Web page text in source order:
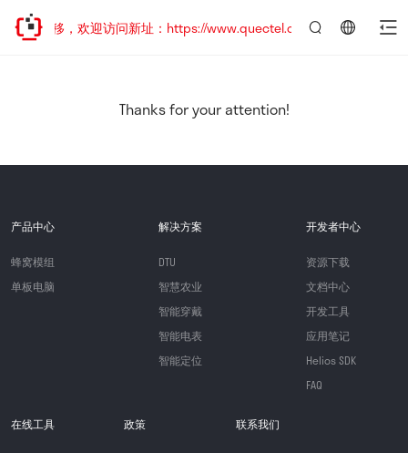
址已迁移，欢迎访问新址：https://www.quectel.com.cn
Thanks for your attention!
产品中心
蜂窝模组
单板电脑
解决方案
DTU
智慧农业
智能穿戴
智能电表
智能定位
开发者中心
资源下载
文档中心
开发工具
应用笔记
Helios SDK
FAQ
在线工具 政策 联系我们